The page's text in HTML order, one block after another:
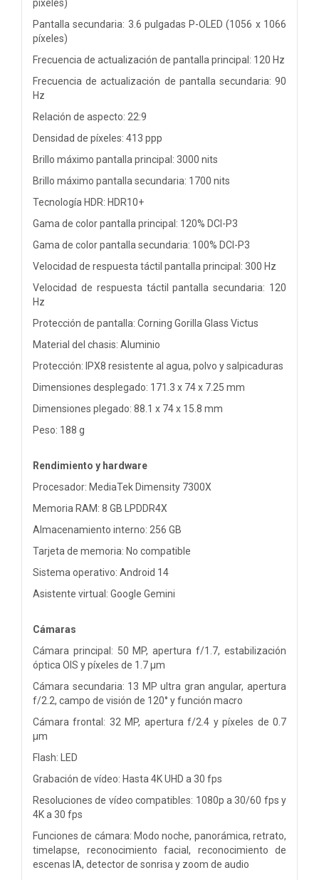
píxeles)
Pantalla secundaria: 3.6 pulgadas P-OLED (1056 x 1066
píxeles)
Frecuencia de actualización de pantalla principal: 120 Hz
Frecuencia de actualización de pantalla secundaria: 90
Hz
Relación de aspecto: 22:9
Densidad de píxeles: 413 ppp
Brillo máximo pantalla principal: 3000 nits
Brillo máximo pantalla secundaria: 1700 nits
Tecnología HDR: HDR10+
Gama de color pantalla principal: 120% DCI-P3
Gama de color pantalla secundaria: 100% DCI-P3
Velocidad de respuesta táctil pantalla principal: 300 Hz
Velocidad de respuesta táctil pantalla secundaria: 120
Hz
Protección de pantalla: Corning Gorilla Glass Victus
Material del chasis: Aluminio
Protección: IPX8 resistente al agua, polvo y salpicaduras
Dimensiones desplegado: 171.3 x 74 x 7.25 mm
Dimensiones plegado: 88.1 x 74 x 15.8 mm
Peso: 188 g
Rendimiento y hardware
Procesador: MediaTek Dimensity 7300X
Memoria RAM: 8 GB LPDDR4X
Almacenamiento interno: 256 GB
Tarjeta de memoria: No compatible
Sistema operativo: Android 14
Asistente virtual: Google Gemini
Cámaras
Cámara principal: 50 MP, apertura f/1.7, estabilización
óptica OIS y píxeles de 1.7 µm
Cámara secundaria: 13 MP ultra gran angular, apertura
f/2.2, campo de visión de 120° y función macro
Cámara frontal: 32 MP, apertura f/2.4 y píxeles de 0.7
µm
Flash: LED
Grabación de vídeo: Hasta 4K UHD a 30 fps
Resoluciones de vídeo compatibles: 1080p a 30/60 fps y
4K a 30 fps
Funciones de cámara: Modo noche, panorámica, retrato,
timelapse, reconocimiento facial, reconocimiento de
escenas IA, detector de sonrisa y zoom de audio